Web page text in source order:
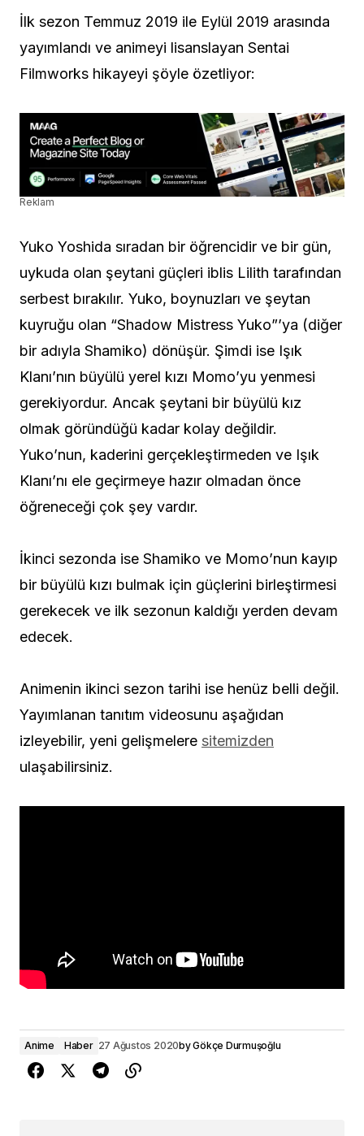
İlk sezon Temmuz 2019 ile Eylül 2019 arasında
yayımlandı ve animeyi lisanslayan Sentai
Filmworks hikayeyi şöyle özetliyor:
Reklam
Yuko Yoshida sıradan bir öğrencidir ve bir gün,
uykuda olan şeytani güçleri iblis Lilith tarafından
serbest bırakılır. Yuko, boynuzları ve şeytan
kuyruğu olan “Shadow Mistress Yuko”’ya (diğer
bir adıyla Shamiko) dönüşür. Şimdi ise Işık
Klanı’nın büyülü yerel kızı Momo’yu yenmesi
gerekiyordur. Ancak şeytani bir büyülü kız
olmak göründüğü kadar kolay değildir.
Yuko’nun, kaderini gerçekleştirmeden ve Işık
Klanı’nı ele geçirmeye hazır olmadan önce
öğreneceği çok şey vardır.
İkinci sezonda ise Shamiko ve Momo’nun kayıp
bir büyülü kızı bulmak için güçlerini birleştirmesi
gerekecek ve ilk sezonun kaldığı yerden devam
edecek.
Animenin ikinci sezon tarihi ise henüz belli değil.
Yayımlanan tanıtım videosunu aşağıdan
izleyebilir, yeni gelişmelere sitemizden
ulaşabilirsiniz.
Anime Haber 27 Ağustos 2020byGökçe Durmuşoğlu